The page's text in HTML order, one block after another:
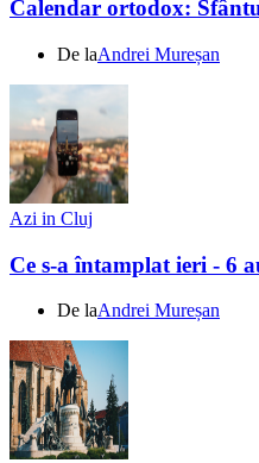
Calendar ortodox:
De laAndrei Mureșan
Azi in Cluj
Ce s-a întamplat ieri - 6
De laAndrei Mureșan